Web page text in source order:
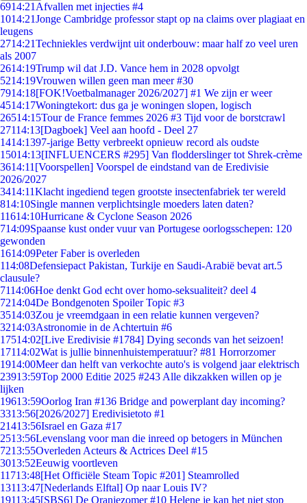
6914:21 Afvallen met injecties #4
1014:21Jonge Cambridge professor stapt op na claims over plagiaat en
leugens
2714:21Techniekles verdwijnt uit onderbouw: maar half zo veel uren
als 2007
2614:19Trump wil dat J.D. Vance hem in 2028 opvolgt
5214:19Vrouwen willen geen man meer #30
7914:18[FOK!Voetbalmanager 2026/2027] #1 We zijn er weer
4514:17Woningtekort: dus ga je woningen slopen, logisch
26514:15Tour de France femmes 2026 #3 Tijd voor de borstcrawl
27114:13[Dagboek] Veel aan hoofd - Deel 27
1414:1397-jarige Betty verbreekt opnieuw record als oudste
15014:13[INFLUENCERS #295] Van flodderslinger tot Shrek-crème
3614:11 [Voorspellen] Voorspel de eindstand van de Eredivisie
2026/2027
3414:11Klacht ingediend tegen grootste insectenfabriek ter wereld
814:10Single mannen verplichtsingle moeders laten daten?
11614:10Hurricane & Cyclone Season 2026
714:09Spaanse kust onder vuur van Portugese oorlogsschepen: 120
gewonden
1614:09Peter Faber is overleden
114:08Defensiepact Pakistan, Turkije en Saudi-Arabië bevat art.5
clausule?
7114:06Hoe denkt God echt over homo-seksualiteit? deel 4
7214:04De Bondgenoten Spoiler Topic #3
3514:03Zou je vreemdgaan in een relatie kunnen vergeven?
3214:03Astronomie in de Achtertuin #6
17514:02[Live Eredivisie #1784] Dying seconds van het seizoen!
17114:02Wat is jullie binnenhuistemperatuur? #81 Horrorzomer
1914:00Meer dan helft van verkochte auto's is volgend jaar elektrisch
23913:59Top 2000 Editie 2025 #243 Alle dikzakken willen op je
lijken
19613:59Oorlog Iran #136 Bridge and powerplant day incoming?
3313:56[2026/2027] Eredivisietoto #1
21413:56Israel en Gaza #17
2513:56Levenslang voor man die inreed op betogers in München
7213:55Overleden Acteurs & Actrices Deel #15
3013:52Eeuwig voortleven
11713:48[Het Officiële Steam Topic #201] Steamrolled
13113:47[Nederlands Elftal] Op naar Louis IV?
19113:45[SBS6] De Oranjezomer #10 Helene je kan het niet stop